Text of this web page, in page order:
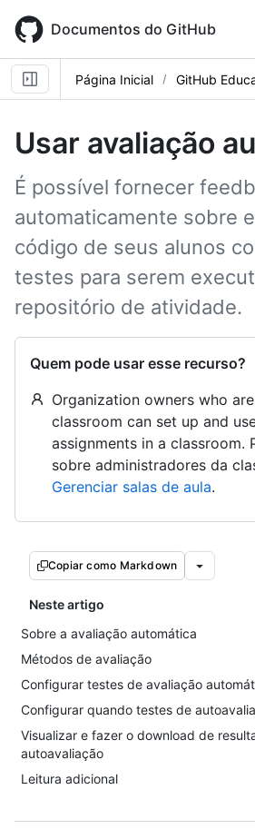
main
content
Documentos do GitHub
Página Inicial GitHub
Usar avaliação
É possível fornecer
automaticamente sobre
código de seus alunos
testes para serem
repositório de atividade.
Quem pode usar esse recurso?
Organization owners who
classroom can set up and
assignments in a classroom.
sobre administradores da
Gerenciar salas de aula.
Copiar como Markdown
Neste artigo
Sobre a avaliação automática
Métodos de avaliação
Configurar testes de avaliação
Configurar quando testes de
Visualizar e fazer o download de
autoavaliação
Leitura adicional